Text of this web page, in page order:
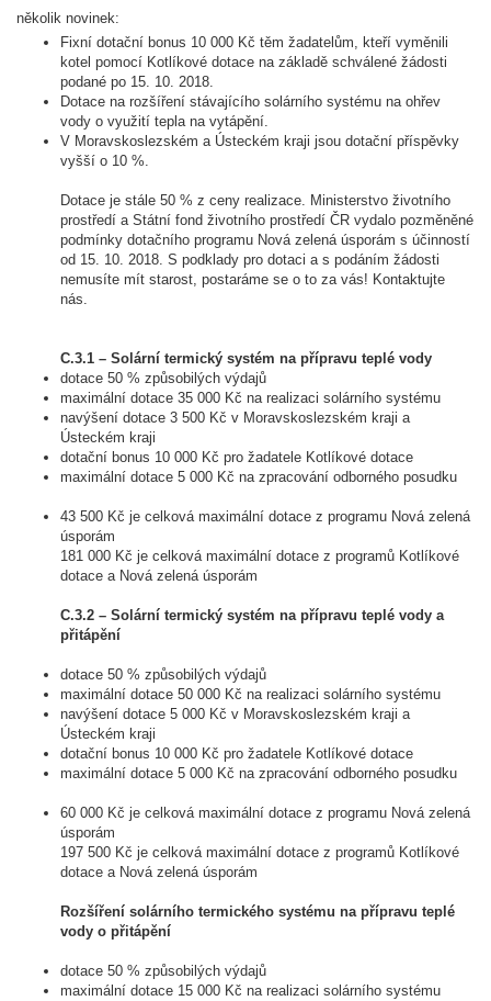
několik novinek:
Fixní dotační bonus 10 000 Kč těm žadatelům, kteří vyměnili
kotel pomocí Kotlíkové dotace na základě schválené žádosti
podané po 15. 10. 2018.
Dotace na rozšíření stávajícího solárního systému na ohřev
vody o využití tepla na vytápění.
V Moravskoslezském a Ústeckém kraji jsou dotační příspěvky
vyšší o 10 %.
Dotace je stále 50 % z ceny realizace. Ministerstvo životního
prostředí a Státní fond životního prostředí ČR vydalo pozměněné
podmínky dotačního programu Nová zelená úsporám s účinností
od 15. 10. 2018. S podklady pro dotaci a s podáním žádosti
nemusíte mít starost, postaráme se o to za vás! Kontaktujte
nás.
C.3.1 – Solární termický systém na přípravu teplé vody
dotace 50 % způsobilých výdajů
maximální dotace 35 000 Kč na realizaci solárního systému
navýšení dotace 3 500 Kč v Moravskoslezském kraji a
Ústeckém kraji
dotační bonus 10 000 Kč pro žadatele Kotlíkové dotace
maximální dotace 5 000 Kč na zpracování odborného posudku
43 500 Kč je celková maximální dotace z programu Nová zelená
úsporám
181 000 Kč je celková maximální dotace z programů Kotlíkové
dotace a Nová zelená úsporám
C.3.2 – Solární termický systém na přípravu teplé vody a
přitápění
dotace 50 % způsobilých výdajů
maximální dotace 50 000 Kč na realizaci solárního systému
navýšení dotace 5 000 Kč v Moravskoslezském kraji a
Ústeckém kraji
dotační bonus 10 000 Kč pro žadatele Kotlíkové dotace
maximální dotace 5 000 Kč na zpracování odborného posudku
60 000 Kč je celková maximální dotace z programu Nová zelená
úsporám
197 500 Kč je celková maximální dotace z programů Kotlíkové
dotace a Nová zelená úsporám
Rozšíření solárního termického systému na přípravu teplé
vody o přitápění
dotace 50 % způsobilých výdajů
maximální dotace 15 000 Kč na realizaci solárního systému